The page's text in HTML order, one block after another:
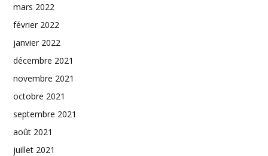
mars 2022
février 2022
janvier 2022
décembre 2021
novembre 2021
octobre 2021
septembre 2021
août 2021
juillet 2021